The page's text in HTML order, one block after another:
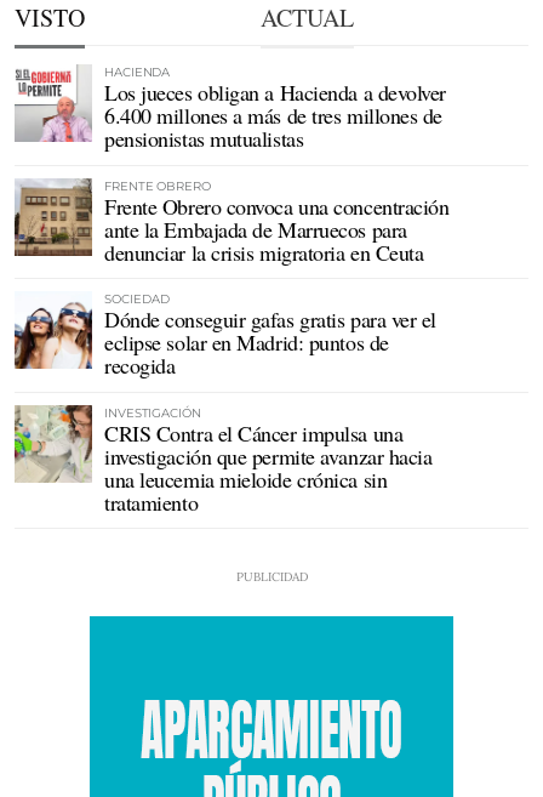
VISTO ACTUAL
HACIENDA
Los jueces obligan a Hacienda a devolver
6.400 millones a más de tres millones de
pensionistas mutualistas
FRENTE OBRERO
Frente Obrero convoca una concentración
ante la Embajada de Marruecos para
denunciar la crisis migratoria en Ceuta
SOCIEDAD
Dónde conseguir gafas gratis para ver el
eclipse solar en Madrid: puntos de
recogida
INVESTIGACIÓN
CRIS Contra el Cáncer impulsa una
investigación que permite avanzar hacia
una leucemia mieloide crónica sin
tratamiento